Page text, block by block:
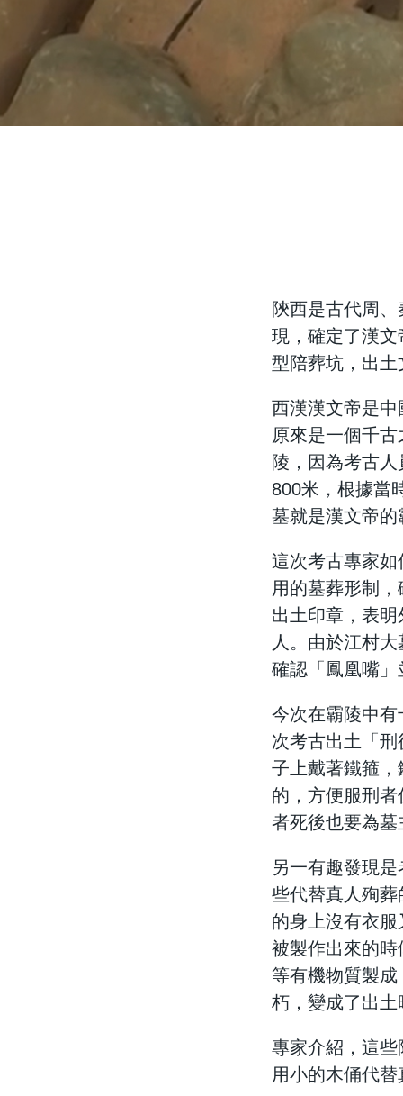
陝西是古代周
現，確定了漢
型陪葬坑，出土
西漢漢文帝是
原來是一個千
陵，因為考古
800米，根據當
墓就是漢文帝的
這次考古專家
用的墓葬形制
出土印章，表
人。由於江村
確認「鳳凰嘴」
今次在霸陵中
次考古出土「
子上戴著鐵箍
的，方便服刑
者死後也要為墓
另一有趣發現
些代替真人殉
的身上沒有衣
被製作出來的
等有機物質製
朽，變成了出土
專家介紹，這
用小的木俑代替